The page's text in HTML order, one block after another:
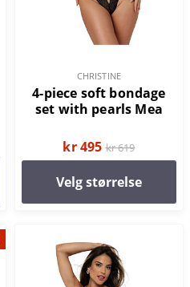
CHRISTINE
4-piece soft bondage
set with pearls Mea
kr 495 kr 619
Velg størrelse